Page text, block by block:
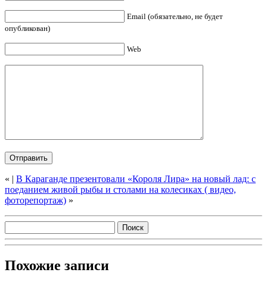
Email (обязательно, не будет
опубликован)
Web
« | В Караганде презентовали «Короля Лира» на новый лад: с
поеданием живой рыбы и столами на колесиках ( видео,
фоторепортаж) »
Похожие записи